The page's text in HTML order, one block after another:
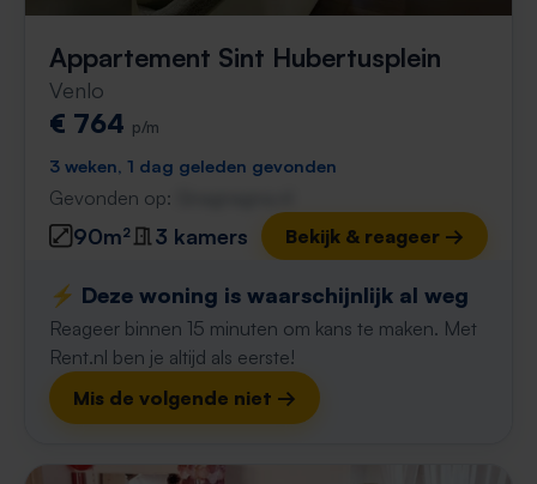
Appartement Sint Hubertusplein
Venlo
€ 764 p/m
3 weken, 1 dag geleden gevonden
Gevonden op:
90m² 3 kamers Bekijk & reageer →
⚡️ Deze woning is waarschijnlijk al weg
Reageer binnen 15 minuten om kans te maken. Met
Rent.nl ben je altijd als eerste!
Mis de volgende niet →